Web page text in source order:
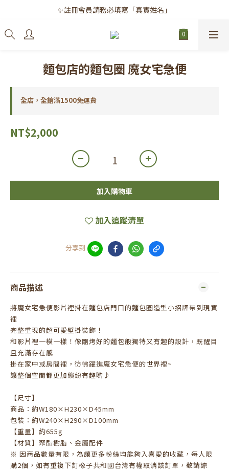
✨註冊會員請務必填寫「真實姓名」
✨註冊會員請務必填寫「真實姓名」
｜每月8日｜會員滿千免運日
麵包店的麵包圈 魔女宅急便
全店，全館滿1500免運費
NT$2,000
加入購物車
加入追蹤清單
分享到
商品描述
將魔女宅急便影片裡掛在麵包店門口的麵包圈造型小招牌帶到現實
裡
完整重現的超可愛壁掛裝飾！
和影片裡一模一樣！像剛烤好的麵包般獨特又有趣的設計，既醒目
且充滿存在感
掛在家中或房間裡，彷彿躍進魔女宅急便的世界裡~
讓整個空間都更加繽紛有趣喲♪
【尺寸】
商品：約W180×H230×D45mm
包裝：約W240×H290×D100mm
【重量】約655g
【材質】聚酯樹脂、金屬配件
※ 因商品數量有限，為讓更多粉絲均能夠入喜愛的收藏，每人限
購2個，如有重複下訂橡子共和國台灣有權取消該訂單，敬請諒